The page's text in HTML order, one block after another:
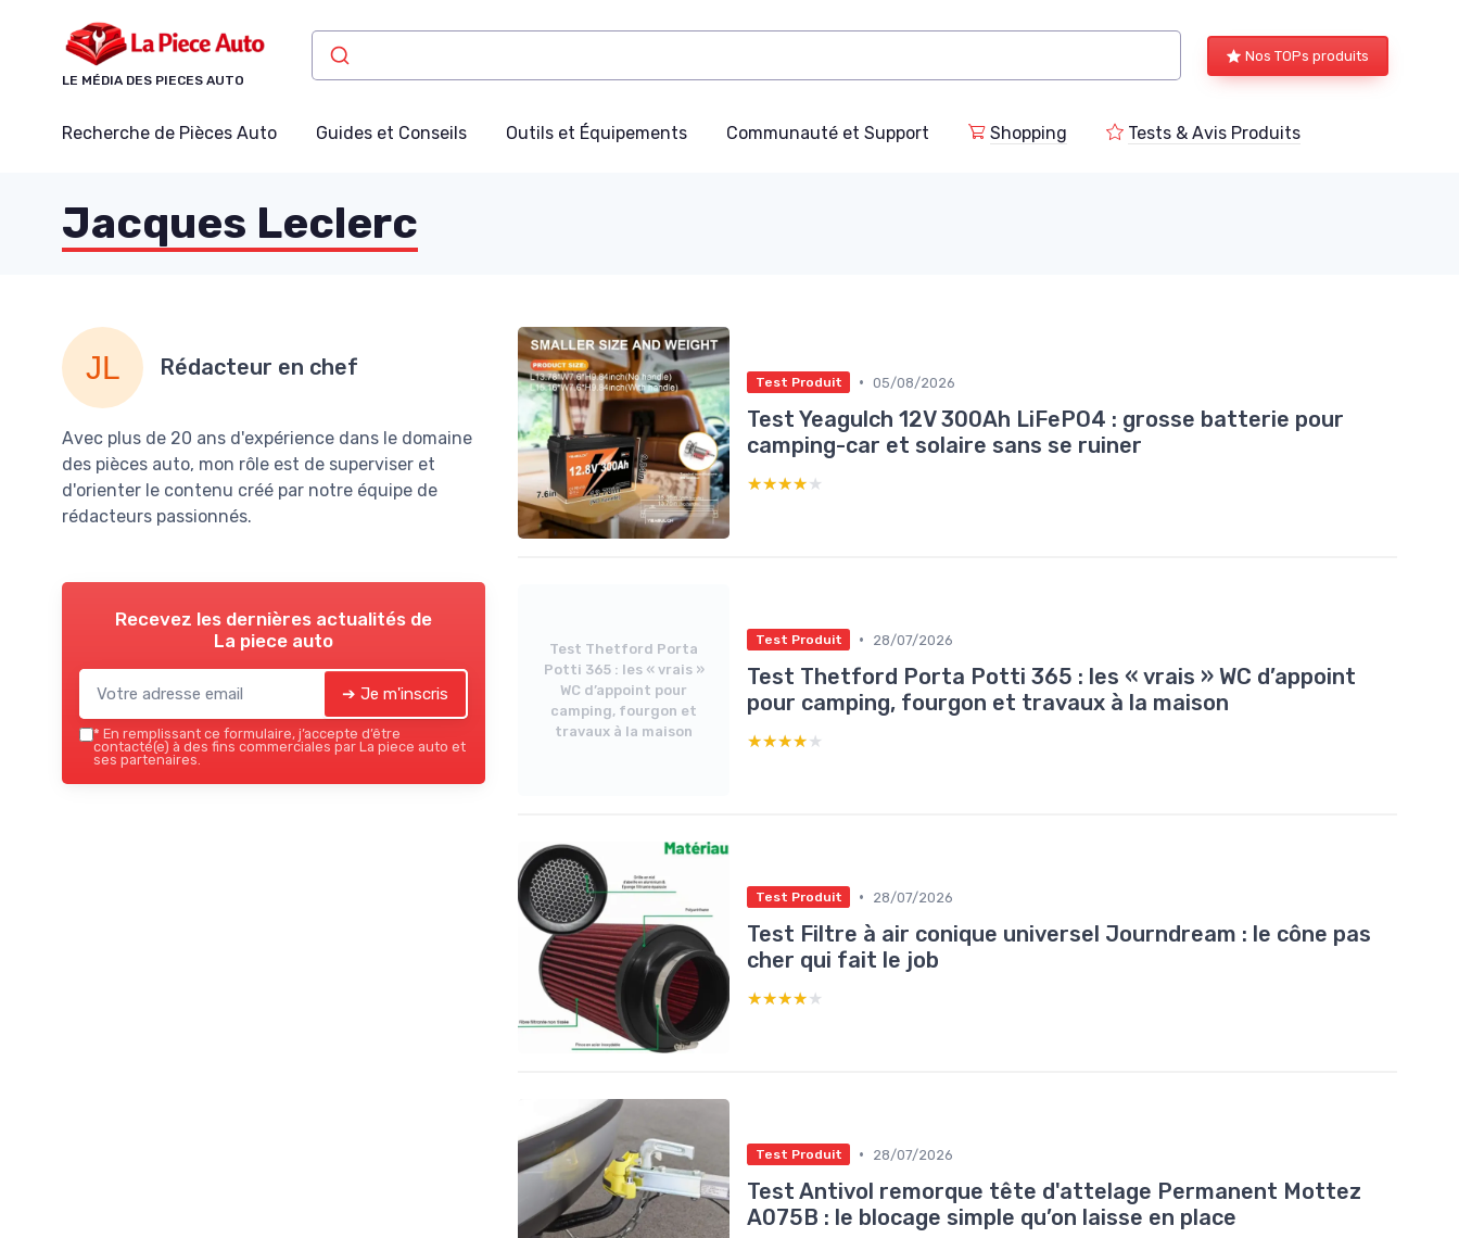
LE MÉDIA DES PIECES AUTO
Nos TOPs produits
Recherche de Pièces Auto Guides et Conseils Outils et Équipements Communauté et Support Shopping Tests & Avis Produits
Jacques Leclerc
Rédacteur en chef
Avec plus de 20 ans d'expérience dans le domaine
des pièces auto, mon rôle est de superviser et
d'orienter le contenu créé par notre équipe de
rédacteurs passionnés.
Recevez les dernières actualités de
La piece auto
➔ Je m'inscris
* En remplissant ce formulaire, j’accepte d’être
contacté(e) à des fins commerciales par La piece auto et
ses partenaires.
Test Produit • 05/08/2026
Test Yeagulch 12V 300Ah LiFePO4 : grosse batterie pour
camping-car et solaire sans se ruiner
★★★★★
★★★★★
Test Thetford Porta
Potti 365 : les « vrais »
WC d’appoint pour
camping, fourgon et
travaux à la maison
Test Produit • 28/07/2026
Test Thetford Porta Potti 365 : les « vrais » WC d’appoint
pour camping, fourgon et travaux à la maison
★★★★★
★★★★★
Test Produit • 28/07/2026
Test Filtre à air conique universel Journdream : le cône pas
cher qui fait le job
★★★★★
★★★★★
Test Produit • 28/07/2026
Test Antivol remorque tête d'attelage Permanent Mottez
A075B : le blocage simple qu’on laisse en place